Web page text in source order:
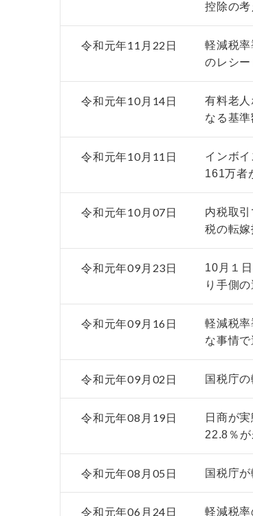
控除の
令和元年11月22日
軽減税
のレシ
令和元年10月14日
有料老
なる基
令和元年10月11日
インボ
161万者
令和元年10月07日
内税取
税の転
令和元年09月23日
10月１
り手側
令和元年09月16日
軽減税
な事情
令和元年09月02日 国税庁
令和元年08月19日
日商が
22.8％
令和元年08月05日 国税庁
令和元年06月24日
軽減税